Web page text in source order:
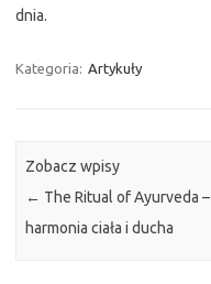
dnia.
Kategoria: Artykuły
Zobacz wpisy
← The Ritual of Ayurveda –
harmonia ciała i ducha